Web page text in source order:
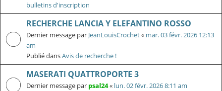
bulletins d'inscription
RECHERCHE LANCIA Y ELEFANTINO ROSSO
Dernier message par JeanLouisCrochet« mar. 03 févr. 2026 12:13
am
Publié dansAvis de recherche !
MASERATI QUATTROPORTE 3
Dernier message par psal24« lun. 02 févr. 2026 8:11 am